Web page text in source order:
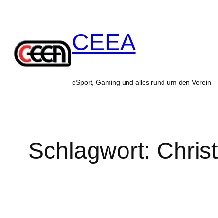
springen
CEEA
eSport, Gaming und alles rund um den Verein
Schlagwort: